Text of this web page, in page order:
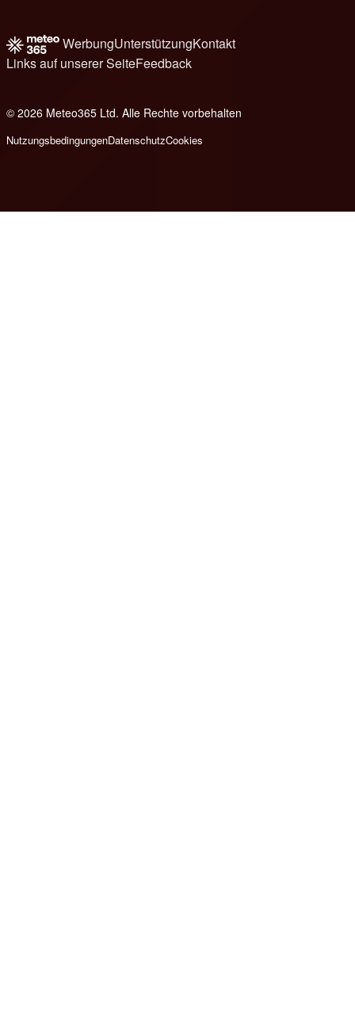
WerbungUnterstützungKontakt
Links auf unserer SeiteFeedback
© 2026 Meteo365 Ltd. Alle Rechte vorbehalten
NutzungsbedingungenDatenschutzCookies